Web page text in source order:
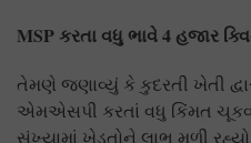
MSP કરતા વધુ ભાવે 4 હજાર
તેમણે જણાવ્યું કે કુદરતી ખેતી
એમએસપી કરતાં વધુ કિંમત
સંખ્યામાં ખેડૂતોને લાભ મળી